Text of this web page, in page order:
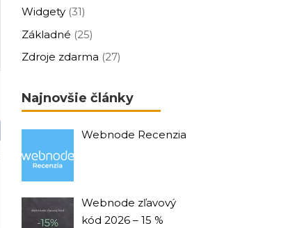
Widgety(31)
Základné (25)
Zdroje zdarma (27)
Najnovšie články
Webnode Recenzia
Webnode zľavový
kód 2026 – 15 %